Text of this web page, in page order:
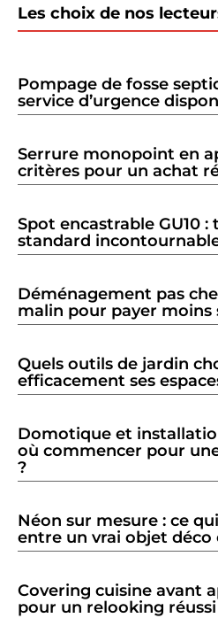
Les choix de nos
Pompage de fosse
service d’urgence
Serrure monopoint en
critères pour un achat
Spot encastrable GU10
standard
Déménagement pas
malin pour payer moins
Quels outils de jardin
efficacement ses
Domotique et
où commencer pour
?
Néon sur mesure : ce
entre un vrai objet
Covering cuisine avant
pour un relooking réussi